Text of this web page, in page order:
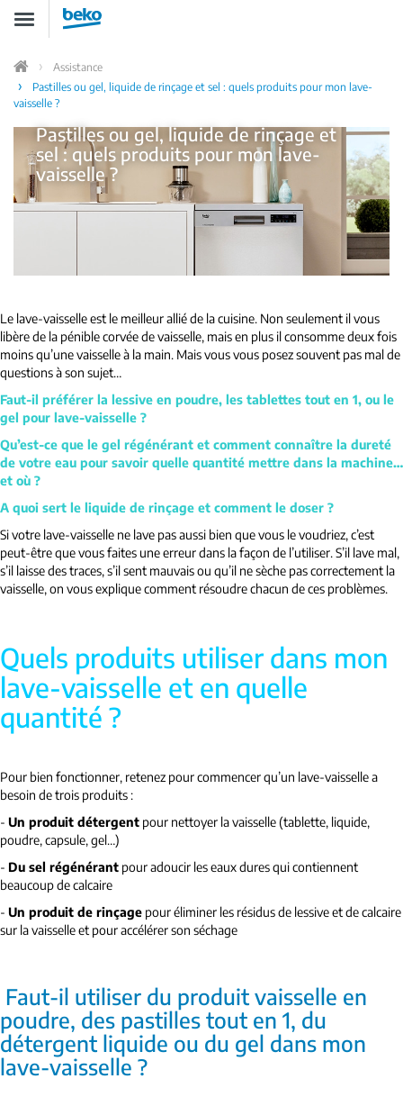
principal
Toggle
navigation
Home
Assistance
Pastilles ou gel, liquide de rinçage et sel : quels produits pour mon lave-
vaisselle ?
Pastilles ou gel, liquide de rinçage et
sel : quels produits pour mon lave-
vaisselle ?
Le lave-vaisselle est le meilleur allié de la cuisine. Non seulement il vous
libère de la pénible corvée de vaisselle, mais en plus il consomme deux fois
moins qu’une vaisselle à la main. Mais vous vous posez souvent pas mal de
questions à son sujet…
Faut-il préférer la lessive en poudre, les tablettes tout en 1, ou le
gel pour lave-vaisselle ?
Qu’est-ce que le gel régénérant et comment connaître la dureté
de votre eau pour savoir quelle quantité mettre dans la machine…
et où ?
A quoi sert le liquide de rinçage et comment le doser ?
Si votre lave-vaisselle ne lave pas aussi bien que vous le voudriez, c’est
peut-être que vous faites une erreur dans la façon de l’utiliser. S’il lave mal,
s’il laisse des traces, s’il sent mauvais ou qu’il ne sèche pas correctement la
vaisselle, on vous explique comment résoudre chacun de ces problèmes.
Quels produits utiliser dans mon
lave-vaisselle et en quelle
quantité ?
Pour bien fonctionner, retenez pour commencer qu’un lave-vaisselle a
besoin de trois produits :
- Un produit détergent pour nettoyer la vaisselle (tablette, liquide,
poudre, capsule, gel…)
- Du sel régénérant pour adoucir les eaux dures qui contiennent
beaucoup de calcaire
- Un produit de rinçage pour éliminer les résidus de lessive et de calcaire
sur la vaisselle et pour accélérer son séchage
Faut-il utiliser du produit vaisselle en
poudre, des pastilles tout en 1, du
détergent liquide ou du gel dans mon
lave-vaisselle ?